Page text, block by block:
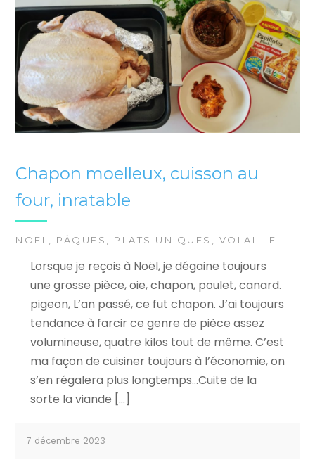
Chapon moelleux, cuisson au
four, inratable
NOËL PÂQUES PLATS UNIQUES VOLAILLE
Lorsque je reçois à Noël, je dégaine toujours
une grosse pièce, oie, chapon, poulet, canard.
pigeon, L’an passé, ce fut chapon. J’ai toujours
tendance à farcir ce genre de pièce assez
volumineuse, quatre kilos tout de même. C’est
ma façon de cuisiner toujours à l’économie, on
s’en régalera plus longtemps…Cuite de la
sorte la viande […]
7 décembre 2023